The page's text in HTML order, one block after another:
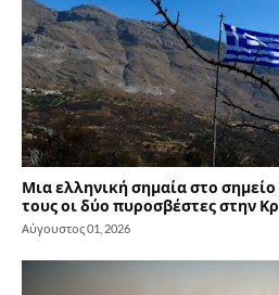
Μια ελληνική σημαία στο
τους οι δύο πυροσβέστες στην
Αύγουστος 01, 2026